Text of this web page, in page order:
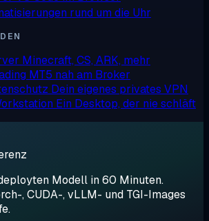
rund um die Uhr
Minecraft, CS, ARK, mehr
MT5 nah am Broker
Dein eigenes privates VPN
Ein Desktop, der nie schläft
Modell in 60 Minuten.
, CUDA-, vLLM- und TGI-Images